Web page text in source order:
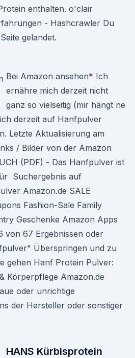
enthalten. o'clair
- Hashcrawler Du
gelandet.
Bei Amazon ansehen* Ich
ernähre mich derzeit nicht
ganz so vielseitig (mir hängt ne
derzeit auf Hanfpulver
Letzte Aktualisierung am
/ Bilder von der Amazon
(PDF) - Das Hanfpulver ist
Suchergebnis auf
Amazon.de SALE
Fashion-Sale Family
Geschenke Amazon Apps
von 67 Ergebnissen oder
Überspringen und zu
gehen Hanf Protein Pulver:
Körperpflege Amazon.de
oder unrichtige
der Hersteller oder sonstiger
HANS Kürbisprotein